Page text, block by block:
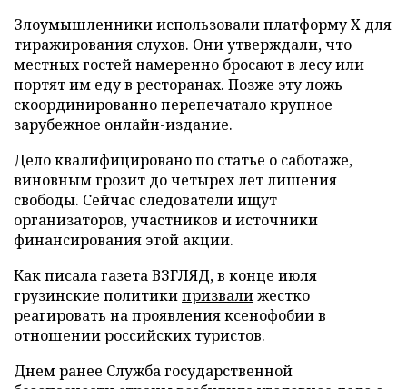
Злоумышленники использовали платформу X для
тиражирования слухов. Они утверждали, что
местных гостей намеренно бросают в лесу или
портят им еду в ресторанах. Позже эту ложь
скоординированно перепечатало крупное
зарубежное онлайн-издание.
Дело квалифицировано по статье о саботаже,
виновным грозит до четырех лет лишения
свободы. Сейчас следователи ищут
организаторов, участников и источники
финансирования этой акции.
Как писала газета ВЗГЛЯД, в конце июля
грузинские политикипризвалижестко
реагировать на проявления ксенофобии в
отношении российских туристов.
Днем ранее Служба государственной